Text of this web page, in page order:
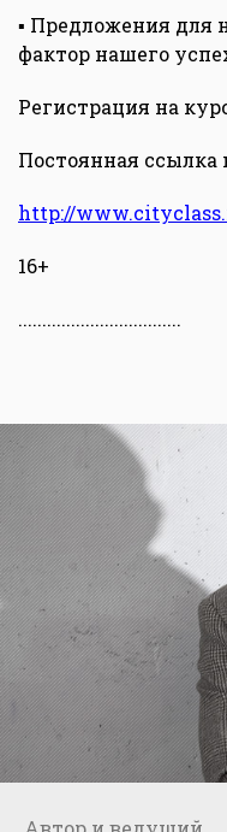
▪ Предложения для
фактор нашего
Регистрация на
Постоянная ссылка
http://
16+
..................................